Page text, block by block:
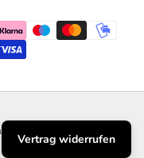
Vertrag widerrufen